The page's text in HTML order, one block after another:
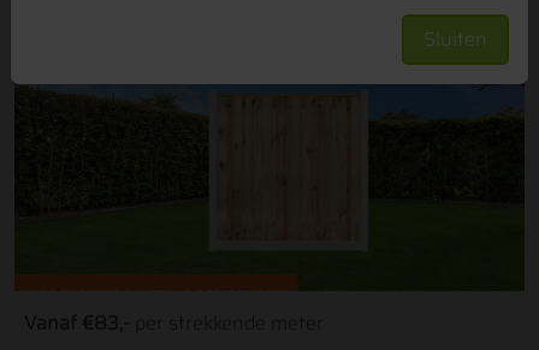
Vanaf €83,- per strekkende meter
Sluiten